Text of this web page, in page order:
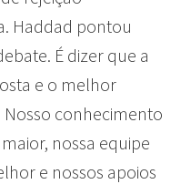
Haddad pontou
É dizer que a
e o melhor
conhecimento
nossa equipe
e nossos apoios